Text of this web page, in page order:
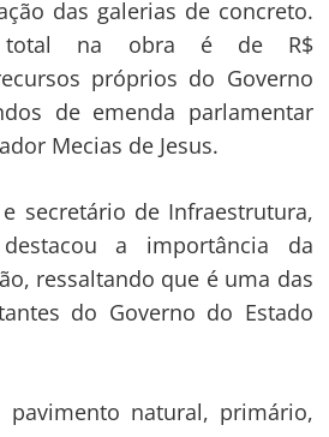
das galerias de concreto.
total na obra é de R$
próprios do Governo
de emenda parlamentar
Mecias de Jesus.
secretário de Infraestrutura,
a importância da
ressaltando que é uma das
do Governo do Estado
pavimento natural, primário,